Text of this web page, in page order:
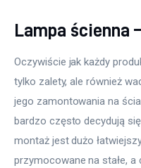
Lampa ścienna
Oczywiście jak każdy
tylko zalety, ale również
jego zamontowania na
bardzo często decydują
montaż jest dużo
przymocowane na stałe,